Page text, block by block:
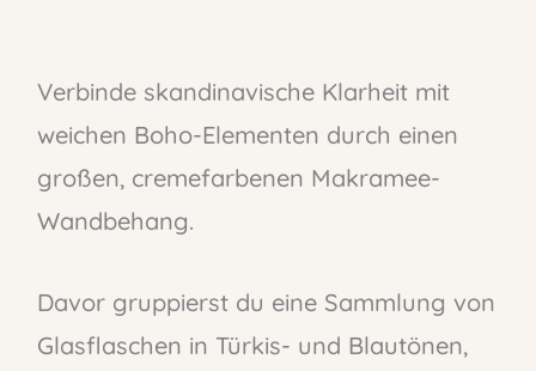
Verbinde skandinavische Klarheit mit
weichen Boho-Elementen durch einen
großen, cremefarbenen Makramee-
Wandbehang.
Davor gruppierst du eine Sammlung von
Glasflaschen in Türkis- und Blautönen,